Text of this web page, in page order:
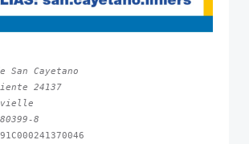
San Cayetano
24137
8